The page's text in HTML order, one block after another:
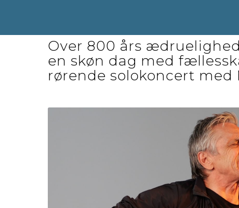
Over 800 års
en skøn dag med
rørende solokoncert med